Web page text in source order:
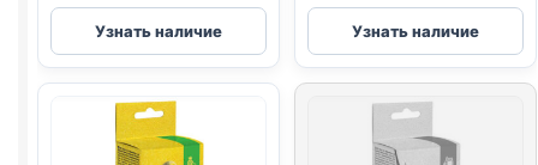
Rio
палочки
птиц.
(ДЛЯ
СРЕДНИХ
ПОПУГ.,
Узнать наличие
Rio
палочки
птиц.
КАНАРЕЕК,
МЕД,
Узнать наличие